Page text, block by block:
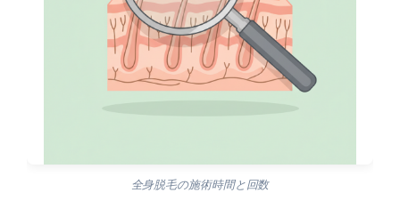
全身脱毛の施術時間と回数